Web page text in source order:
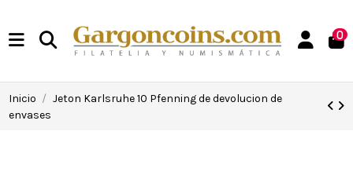
0
Inicio
Jeton Karlsruhe 10 Pfenning de devolucion de
envases